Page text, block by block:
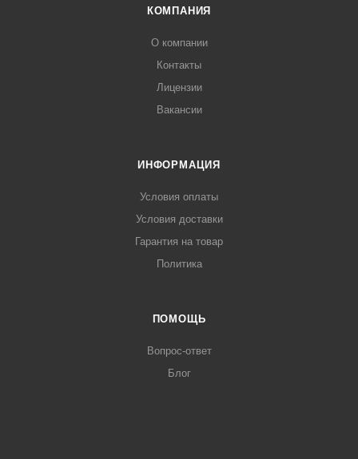
КОМПАНИЯ
О компании
Контакты
Лицензии
Вакансии
ИНФОРМАЦИЯ
Условия оплаты
Условия доставки
Гарантия на товар
Политика
ПОМОЩЬ
Вопрос-ответ
Блог